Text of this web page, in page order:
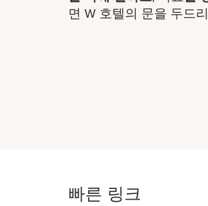
면 W 호텔의 문을 두드
빠른 링크